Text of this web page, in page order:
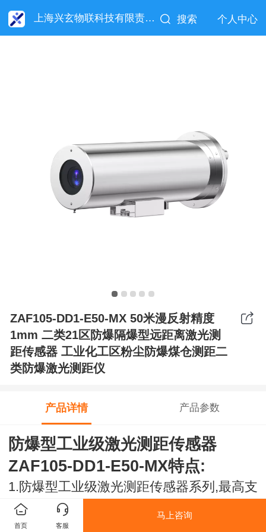
上海兴玄物联科技有限责任公司 搜索 个人中心
ZAF105-DD1-E50-MX 50米漫反射精度
1mm 二类21区防爆隔爆型远距离激光测
距传感器 工业化工区粉尘防爆煤仓测距二
类防爆激光测距仪
产品详情 产品参数
防爆型工业级激光测距传感器
ZAF105-DD1-E50-MX特点:
1.防爆型工业级激光测距传感器系列,最高支
持400米测量范围,精度极高, 稳定性极好
2.防爆证书,煤安证,煤科院检测报告等各种
首页 客服
马上咨询